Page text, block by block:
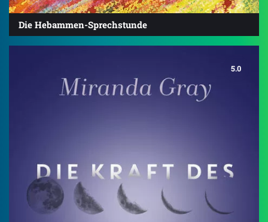
Die Hebammen-Sprechstunde
5.0